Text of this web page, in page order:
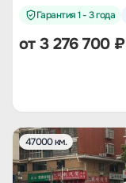
Гарантия 1 - 3 года
от3 276 700₽
47000 км.